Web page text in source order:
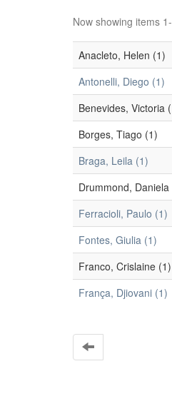
Now showing items
Anacleto, Helen (1)
Antonelli, Diego (1)
Benevides, Victoria
Borges, Tiago (1)
Braga, Leila (1)
Drummond, Daniela
Ferracioli, Paulo (1)
Fontes, Giulia (1)
Franco, Crislaine (1)
França, Djiovani (1)